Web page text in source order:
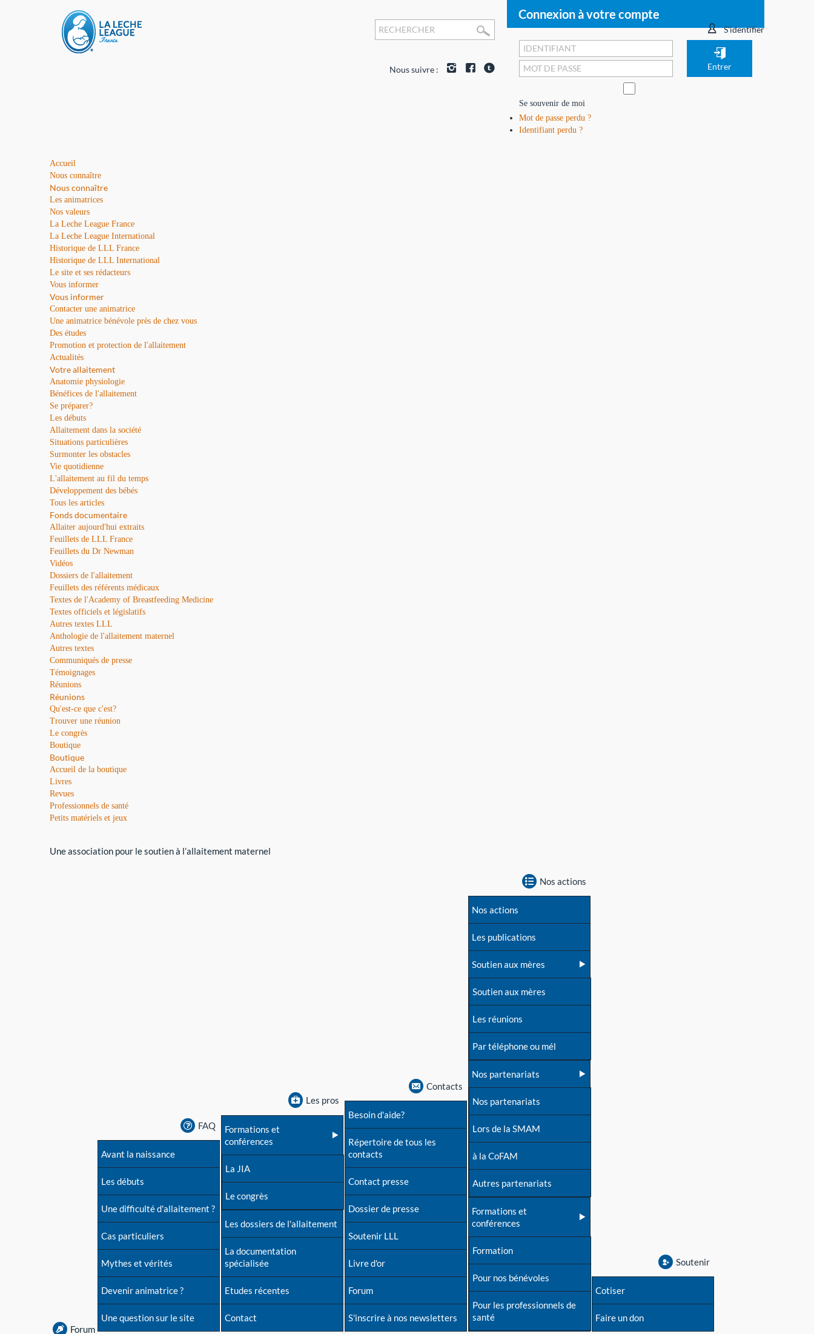
S'identifier
Connexion à votre compte
Se souvenir de moi
Mot de passe perdu ?
Identifiant perdu ?
Nous suivre :
Accueil
Nous connaître
Nous connaître
Les animatrices
Nos valeurs
La Leche League France
La Leche League International
Historique de LLL France
Historique de LLL International
Le site et ses rédacteurs
Vous informer
Vous informer
Contacter une animatrice
Une animatrice bénévole près de chez vous
Des études
Promotion et protection de l'allaitement
Actualités
Votre allaitement
Anatomie physiologie
Bénéfices de l'allaitement
Se préparer?
Les débuts
Allaitement dans la société
Situations particulières
Surmonter les obstacles
Vie quotidienne
L'allaitement au fil du temps
Développement des bébés
Tous les articles
Fonds documentaire
Allaiter aujourd'hui extraits
Feuillets de LLL France
Feuillets du Dr Newman
Vidéos
Dossiers de l'allaitement
Feuillets des référents médicaux
Textes de l'Academy of Breastfeeding Medicine
Textes officiels et législatifs
Autres textes LLL
Anthologie de l'allaitement maternel
Autres textes
Communiqués de presse
Témoignages
Réunions
Réunions
Qu'est-ce que c'est?
Trouver une réunion
Le congrès
Boutique
Boutique
Accueil de la boutique
Livres
Revues
Professionnels de santé
Petits matériels et jeux
Une association pour le soutien à l’allaitement maternel
Forum
FAQ
Avant la naissance
Les débuts
Une difficulté d'allaitement ?
Cas particuliers
Mythes et vérités
Devenir animatrice ?
Une question sur le site
Les pros
Formations et
conférences
La JIA
Le congrès
Les dossiers de l'allaitement
La documentation
spécialisée
Etudes récentes
Contact
Contacts
Besoin d'aide?
Répertoire de tous les
contacts
Contact presse
Dossier de presse
Soutenir LLL
Livre d'or
Forum
S'inscrire à nos newsletters
Nos actions
Nos actions
Les publications
Soutien aux mères
Soutien aux mères
Les réunions
Par téléphone ou mél
Nos partenariats
Nos partenariats
Lors de la SMAM
à la CoFAM
Autres partenariats
Formations et
conférences
Formation
Pour nos bénévoles
Pour les professionnels de
santé
Soutenir
Cotiser
Faire un don